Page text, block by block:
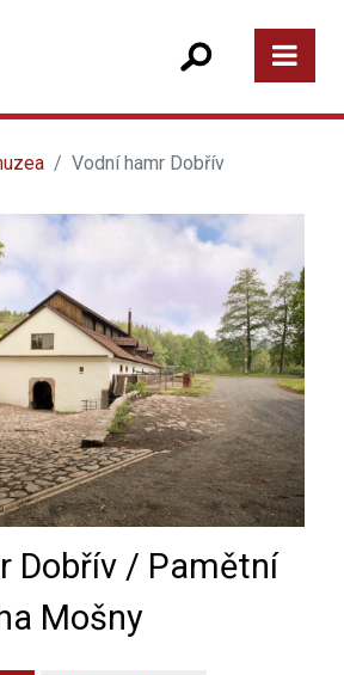
Vodní hamr Dobřív
Dobřív / Pamětní
Mošny